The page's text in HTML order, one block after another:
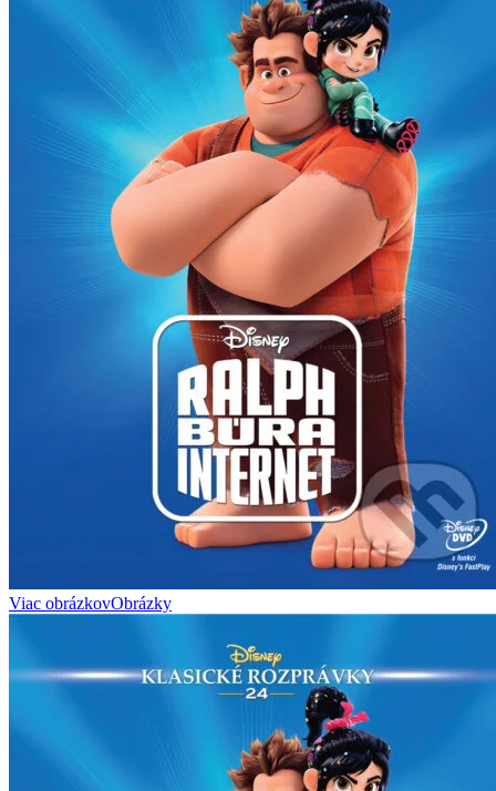
Viac obrázkovObrázky